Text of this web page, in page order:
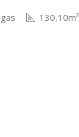
130,10m²